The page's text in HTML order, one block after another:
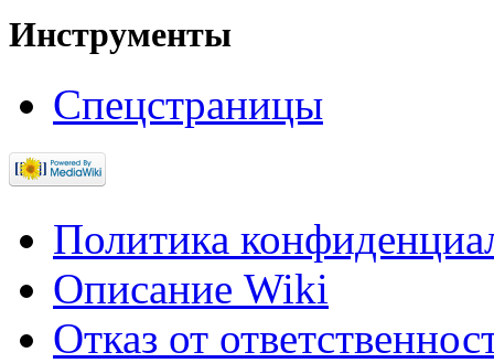
Инструменты
Спецстраницы
Политика
Описание Wiki
Отказ от